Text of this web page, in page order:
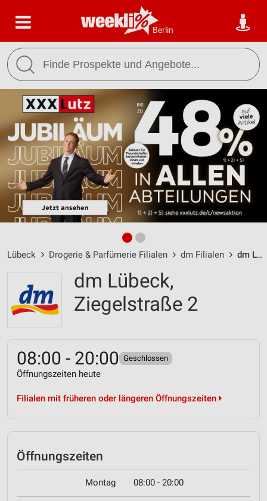
Berlin
Lübeck Drogerie & Parfümerie Filialen dm Filialen dm Lübeck / Ziegelstraße 2 - Öffnungszeiten & Adresse
dm Lübeck,
Ziegelstraße 2
08:00 - 20:00 Geschlossen
Öffnungszeiten heute
Filialen mit früheren oder längeren Öffnungszeiten
Öffnungszeiten
Montag 08:00 - 20:00